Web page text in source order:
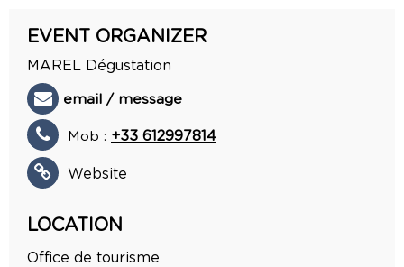
EVENT ORGANIZER
MAREL Dégustation
email / message
Mob : +33 612997814
Website
LOCATION
Office de tourisme